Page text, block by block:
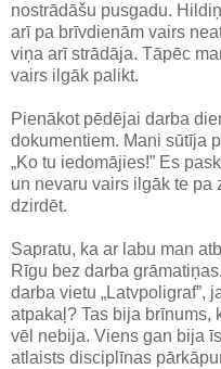
nostrādāšu pusgadu.
arī pa brīvdienām vairs
viņa arī strādāja. Tāpēc
vairs ilgāk palikt.
Pienākot pēdējai darba
dokumentiem. Mani sūtīja
„Ko tu iedomājies!” Es
un nevaru vairs ilgāk te
dzirdēt.
Sapratu, ka ar labu man
Rīgu bez darba
darba vietu „Latvpoligraf”,
atpakaļ? Tas bija brīnums,
vēl nebija. Viens gan bija
atlaists disciplīnas